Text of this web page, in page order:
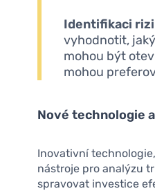
Identifikaci
vyhodnotit,
mohou být
mohou
Nové technologie
Inovativní
nástroje pro analýzu
spravovat investice